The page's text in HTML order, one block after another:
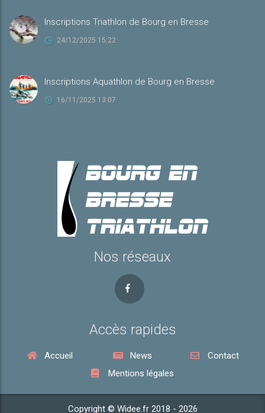
Inscriptions Triathlon de Bourg en Bresse
24/12/2025 15:22
Inscriptions Aquathlon de Bourg en Bresse
16/11/2025 13:07
Nos réseaux
Accès rapides
Accueil News
Contact
Mentions légales
Copyright © Widee.fr 2018 - 2026